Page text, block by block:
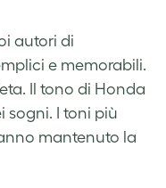
autori di
e memorabili.
Il tono di Honda
sogni. I toni più
mantenuto la